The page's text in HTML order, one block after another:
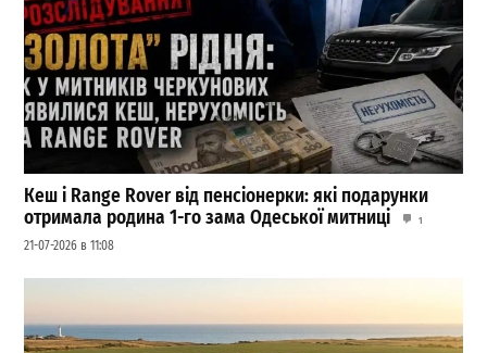
Кеш і Range Rover від пенсіонерки: які подарунки
отримала родина 1-го зама Одеської митниці
1
21-07-2026 в 11:08